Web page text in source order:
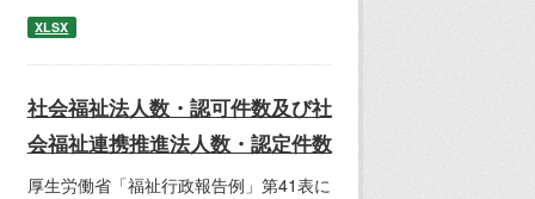
XLSX
社会福祉法人数・認可件数及び社
会福祉連携推進法人数・認定件数
厚生労働省「福祉行政報告例」第41表に